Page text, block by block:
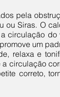
pela
ou Siras. O
circulação do
um
relaxa e
circulação
correto,